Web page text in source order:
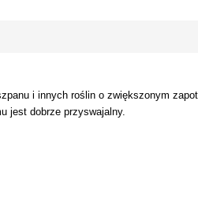
i innych roślin o zwiększonym
jest dobrze przyswajalny.